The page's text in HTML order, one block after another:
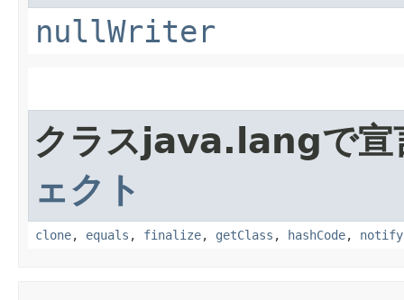
nullWriter
クラスjava.langで宣
ェクト
clone, equals , finalize, getClass , hashCode, notify